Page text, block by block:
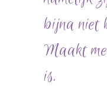
bijna niet
Maakt
is.